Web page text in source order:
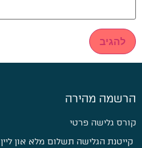
הרשמה מהירה
קורס גלישה פרטי
קייטנת הגלישה תשלום מלא און ליין